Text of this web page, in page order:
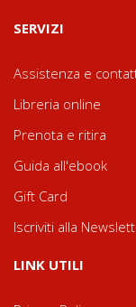
SERVIZI
Assistenza e
Libreria online
Prenota e ritira
Guida all'ebook
Gift Card
Iscriviti alla
LINK UTILI